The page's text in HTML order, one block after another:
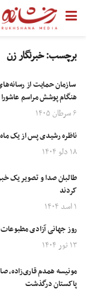
برچسب:خبرنگار زن
سازمان حمایت از
هنگام پوشش مراسم
۶ سرطان ۱۴۰۵
ناظره رشیدی پس از یک ماه
۱۸ دلو ۱۴۰۴
طالبان صدا و تصویر یک
کردند
۱ اسد ۱۴۰۴
روز جهانی آزادی
۱۳ ثور ۱۴۰۴
مونیسه همدم قاری‌زاده،
پاکستان درگذشت